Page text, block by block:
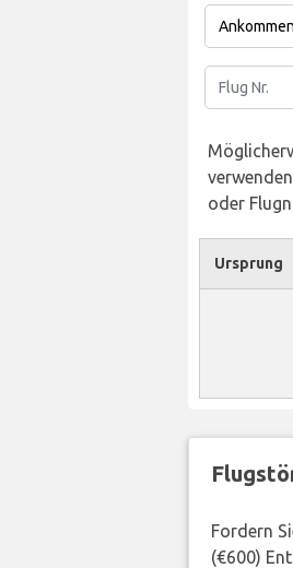
oder
Ursprung
Fordern
(€600)